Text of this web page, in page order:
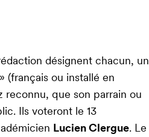
désignent chacun, un
(français ou installé en
reconnu, que son parrain ou
Ils voteront le 13
Lucien Clergue. Le